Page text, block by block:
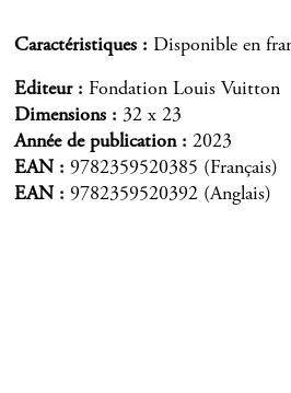
Caractéristiques
Disponible en
Editeur
Fondation Louis Vuitton
Dimensions
32 x 23
Année de publication
2023
EAN
9782359520385 (Français)
EAN
9782359520392 (Anglais)